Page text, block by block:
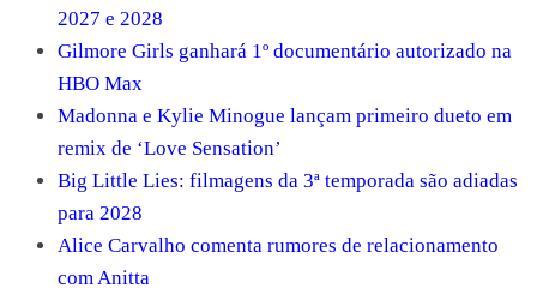
2027 e 2028
Gilmore Girls ganhará 1º documentário autorizado na
HBO Max
Madonna e Kylie Minogue lançam primeiro dueto em
remix de ‘Love Sensation’
Big Little Lies: filmagens da 3ª temporada são adiadas
para 2028
Alice Carvalho comenta rumores de relacionamento
com Anitta